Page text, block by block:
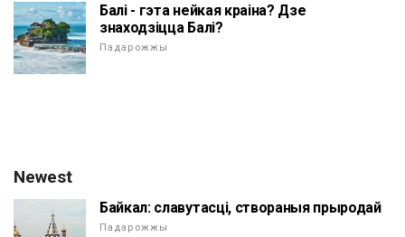
Балі - гэта нейкая краіна? Дзе
знаходзіцца Балі?
Падарожжы
Newest
Байкал: славутасці, створаныя прыродай
Падарожжы